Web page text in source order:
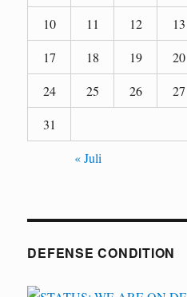
10
11 12 13
17
18 19 20
24
25 26 27
31
« Juli
DEFENSE CONDITION